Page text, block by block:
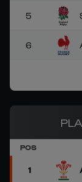
5
6
POS
1